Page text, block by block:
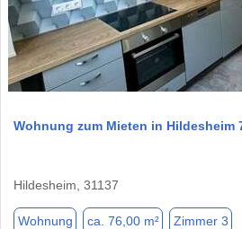
Wohnung zum Mieten in Hildesheim
Hildesheim, 31137
Wohnung ca. 76,00 m² Zimmer 3